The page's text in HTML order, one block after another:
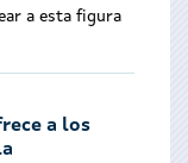
a esta figura
a los